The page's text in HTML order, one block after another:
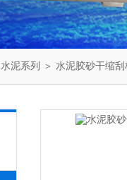
水泥系列 ＞ 水泥胶砂干缩